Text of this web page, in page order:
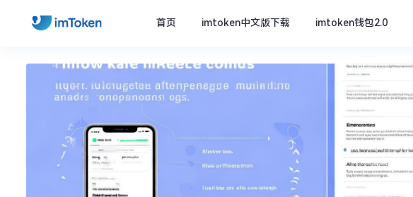
首页 imtoken中文版下载 imtoken钱包2.0